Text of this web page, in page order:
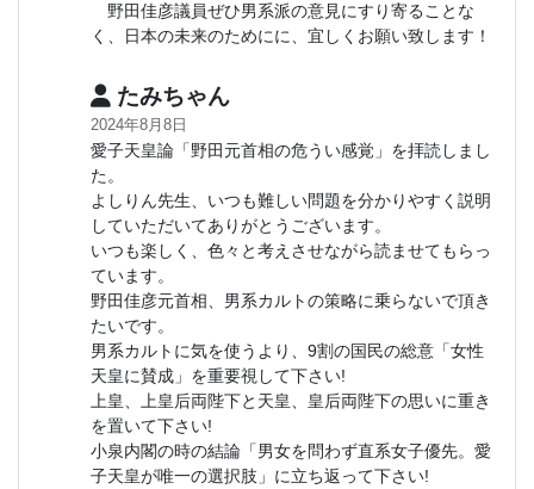
野田佳彦議員ぜひ男系派の意見にすり寄ることな
く、日本の未来のためにに、宜しくお願い致します！
たみちゃん
2024年8月8日
愛子天皇論「野田元首相の危うい感覚」を拝読しまし
た。
よしりん先生、いつも難しい問題を分かりやすく説明
していただいてありがとうございます。
いつも楽しく、色々と考えさせながら読ませてもらっ
ています。
野田佳彦元首相、男系カルトの策略に乗らないで頂き
たいです。
男系カルトに気を使うより、9割の国民の総意「女性
天皇に賛成」を重要視して下さい!
上皇、上皇后両陛下と天皇、皇后両陛下の思いに重き
を置いて下さい!
小泉内閣の時の結論「男女を問わず直系女子優先。愛
子天皇が唯一の選択肢」に立ち返って下さい!